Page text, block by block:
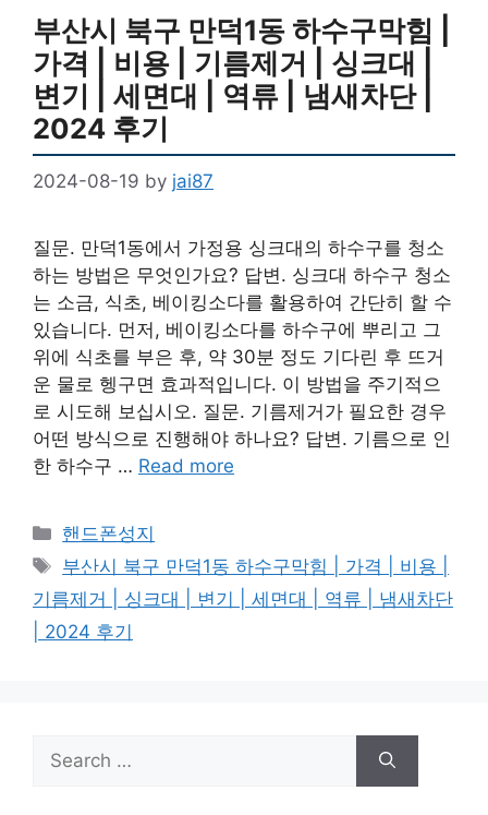
부산시 북구 만덕1동 하수구막힘 |
가격 | 비용 | 기름제거 | 싱크대 |
변기 | 세면대 | 역류 | 냄새차단 |
2024 후기
2024-08-19 by jai87
질문. 만덕1동에서 가정용 싱크대의 하수구를 청소
하는 방법은 무엇인가요? 답변. 싱크대 하수구 청소
는 소금, 식초, 베이킹소다를 활용하여 간단히 할 수
있습니다. 먼저, 베이킹소다를 하수구에 뿌리고 그
위에 식초를 부은 후, 약 30분 정도 기다린 후 뜨거
운 물로 헹구면 효과적입니다. 이 방법을 주기적으
로 시도해 보십시오. 질문. 기름제거가 필요한 경우
어떤 방식으로 진행해야 하나요? 답변. 기름으로 인
한 하수구 … Read more
Categories
핸드폰성지
Tags
부산시 북구 만덕1동 하수구막힘 | 가격 | 비용 |
기름제거 | 싱크대 | 변기 | 세면대 | 역류 | 냄새차단
| 2024 후기
Search
for: